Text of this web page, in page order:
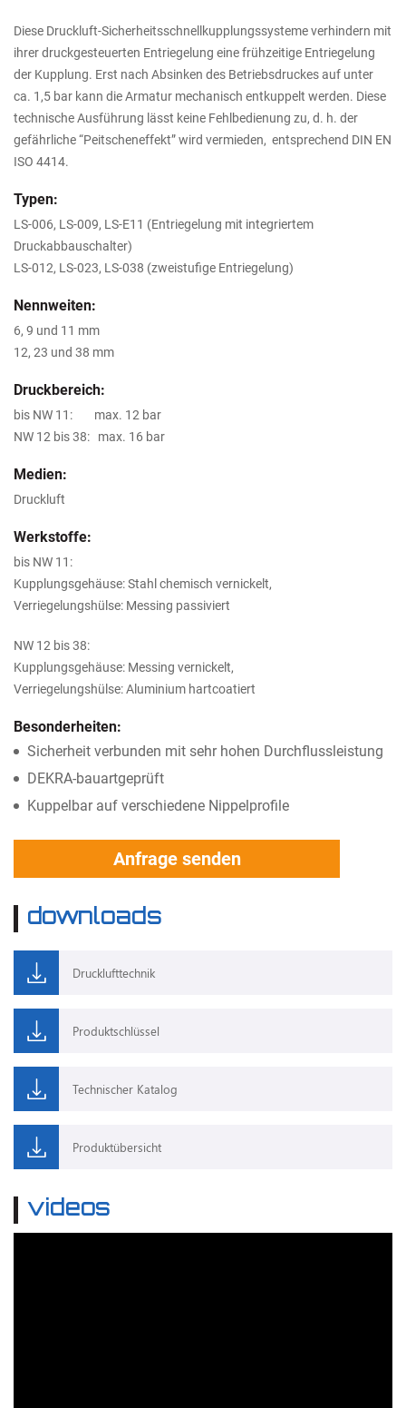
Diese Druckluft-Sicherheitsschnellkupplungssysteme verhindern mit
ihrer druckgesteuerten Entriegelung eine frühzeitige Entriegelung
der Kupplung. Erst nach Absinken des Betriebsdruckes auf unter
ca. 1,5 bar kann die Armatur mechanisch entkuppelt werden. Diese
technische Ausführung lässt keine Fehlbedienung zu, d. h. der
gefährliche “Peitscheneffekt” wird vermieden, entsprechend DIN EN
ISO 4414.
Typen:
LS-006, LS-009, LS-E11 (Entriegelung mit integriertem
Druckabbauschalter)
LS-012, LS-023, LS-038 (zweistufige Entriegelung)
Nennweiten:
6, 9 und 11 mm
12, 23 und 38 mm
Druckbereich:
bis NW 11: max. 12 bar
NW 12 bis 38: max. 16 bar
Medien:
Druckluft
Werkstoffe:
bis NW 11:
Kupplungsgehäuse: Stahl chemisch vernickelt,
Verriegelungshülse: Messing passiviert
NW 12 bis 38:
Kupplungsgehäuse: Messing vernickelt,
Verriegelungshülse: Aluminium hartcoatiert
Besonderheiten:
Sicherheit verbunden mit sehr hohen Durchflussleistung
DEKRA-bauartgeprüft
Kuppelbar auf verschiedene Nippelprofile
Anfrage senden
downloads
Drucklufttechnik
Produktschlüssel
Technischer Katalog
Produktübersicht
videos